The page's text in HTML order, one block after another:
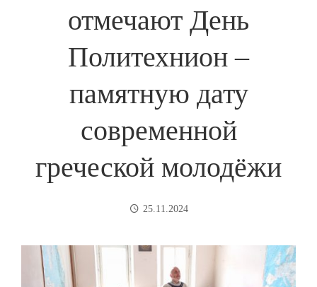
отмечают День
Политехнион –
памятную дату
современной
греческой молодёжи
25.11.2024